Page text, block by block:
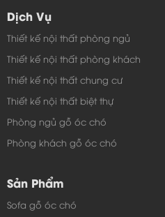
Dịch Vụ
Thiết kế nội thất phòng ngủ
Thiết kế nội thất phòng khách
Thiết kế nội thất chung cư
Thiết kế nội thất biệt thự
Phòng ngủ gỗ óc chó
Phòng khách gỗ óc chó
Sản Phẩm
Sofa gỗ óc chó